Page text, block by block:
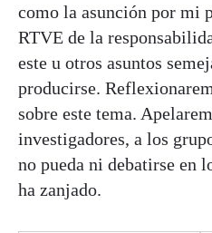
como la asunción por mi
RTVE de la
este u otros asuntos
producirse.
sobre este tema.
investigadores, a los
no pueda ni debatirse en
ha zanjado.